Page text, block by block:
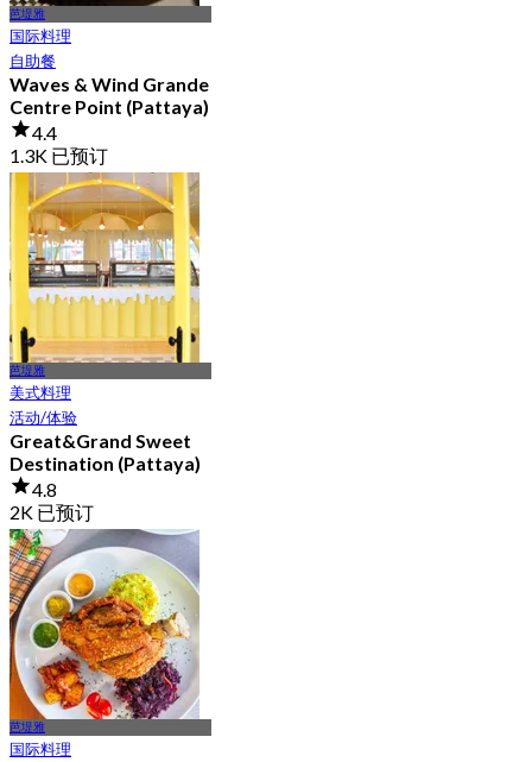
芭堤雅
国际料理
自助餐
Waves & Wind Grande
Centre Point (Pattaya)
4.4
1.3K 已预订
起฿ 700
芭堤雅
美式料理
活动/体验
Great&Grand Sweet
Destination (Pattaya)
4.8
2K 已预订
起฿ 208
芭堤雅
国际料理